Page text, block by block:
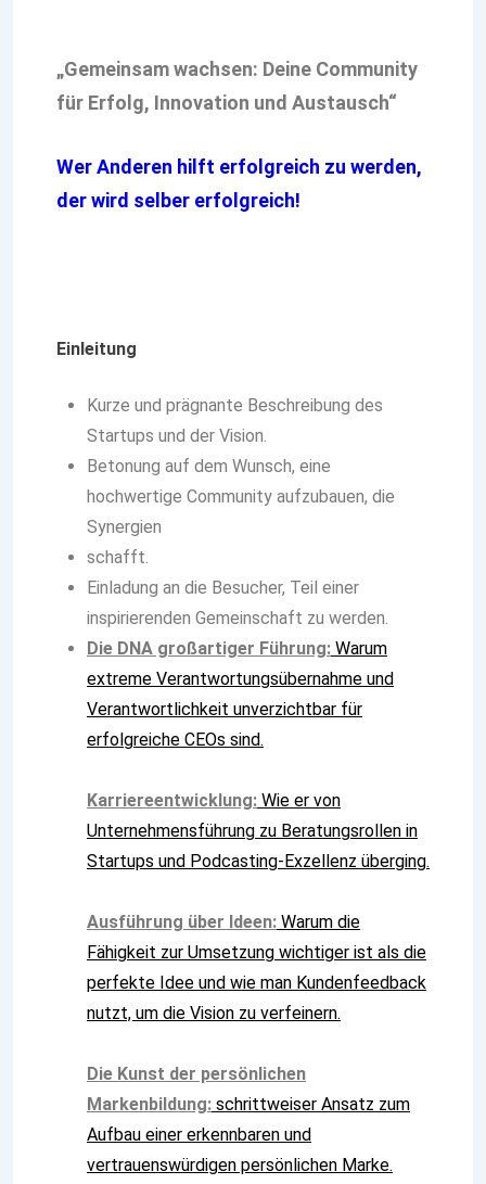
„Gemeinsam wachsen: Deine Community
für Erfolg, Innovation und Austausch“
Wer Anderen hilft erfolgreich zu werden,
der wird selber erfolgreich!
Einleitung
Kurze und prägnante Beschreibung des
Startups und der Vision.
Betonung auf dem Wunsch, eine
hochwertige Community aufzubauen, die
Synergien
schafft.
Einladung an die Besucher, Teil einer
inspirierenden Gemeinschaft zu werden.
Die DNA großartiger Führung: Warum
extreme Verantwortungsübernahme und
Verantwortlichkeit unverzichtbar für
erfolgreiche CEOs sind.
Karriereentwicklung: Wie er von
Unternehmensführung zu Beratungsrollen in
Startups und Podcasting-Exzellenz überging.
Ausführung über Ideen: Warum die
Fähigkeit zur Umsetzung wichtiger ist als die
perfekte Idee und wie man Kundenfeedback
nutzt, um die Vision zu verfeinern.
Die Kunst der persönlichen
Markenbildung: schrittweiser Ansatz zum
Aufbau einer erkennbaren und
vertrauenswürdigen persönlichen Marke.